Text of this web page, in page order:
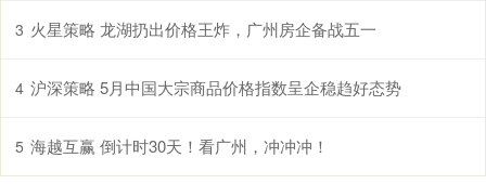
3 火星策略 龙湖扔出价格王炸，广州房企备战五一
4 沪深策略 5月中国大宗商品价格指数呈企稳趋好态势
5 海越互赢 倒计时30天！看广州，冲冲冲！